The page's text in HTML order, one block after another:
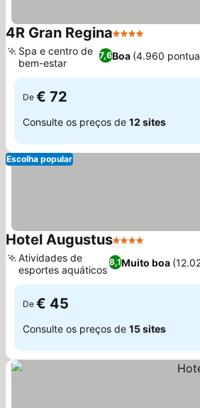
4R Gran Regina4 Estrelas
7,6Boa (4.960
Spa e centro de
bem-estar
De € 72
Consulte os preços de 12 sites
Escolha popular
Hotel Augustus4 Estrelas
8,1Muito boa
Atividades de
esportes aquáticos
De € 45
Consulte os preços de 15 sites